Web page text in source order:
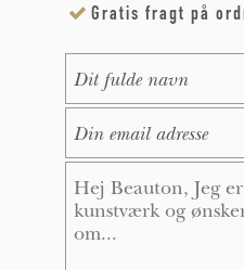
Gratis fragt på